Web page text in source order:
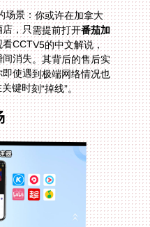
场景：你或许在加拿大
，只需提前打开番茄加
CCTV5的中文解说，
间消失。其背后的售后实
即使遇到极端网络情况也
键时刻“掉线”。